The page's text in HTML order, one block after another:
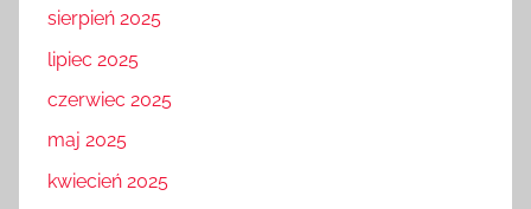
sierpień 2025
lipiec 2025
czerwiec 2025
maj 2025
kwiecień 2025